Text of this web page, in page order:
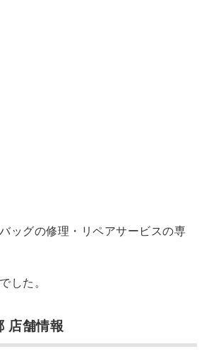
ッグの修理・リペアサービスの専
した。
店舗情報